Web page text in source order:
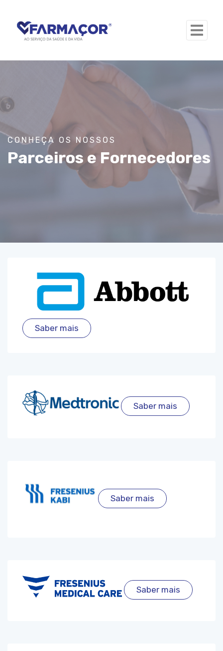
CONHEÇA OS NOSSOS
Parceiros e Fornecedores
Saber mais
Saber mais
Saber mais
Saber mais